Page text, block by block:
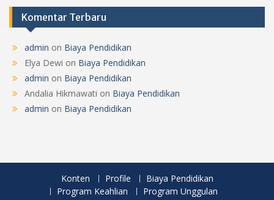
Komentar Terbaru
admin on Biaya Pendidikan
Elya Dewi on Biaya Pendidikan
admin on Biaya Pendidikan
Andalia Hikmawati on Biaya Pendidikan
admin on Biaya Pendidikan
Konten Profile
Biaya Pendidikan
Program Keahlian
Program Unggulan